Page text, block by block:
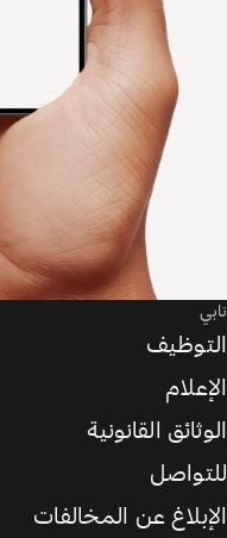
تابي
التوظيف
الإعلام
الوثائق القانونية
للتواصل
الإبلاغ عن المخالفات